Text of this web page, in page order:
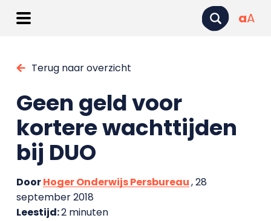
aA
Terug naar overzicht
Geen geld voor
kortere wachttijden
bij DUO
DoorHoger Onderwijs Persbureau, 28
september 2018
Leestijd:2 minuten